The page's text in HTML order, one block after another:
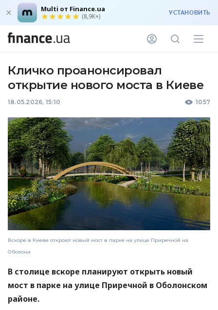
Multi от Finance.ua
(8,9K+) УСТАНОВИТЬ
Кличко проанонсировал
открытие нового моста в Киеве
18.05.2026, 15:10 1057
Вскоре в Киеве откроют новый мост в парке на улице Приречной на
Оболони
В столице вскоре планируют открыть новый
мост в парке на улице Приречной в Оболонском
районе.